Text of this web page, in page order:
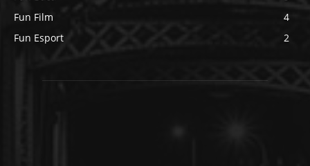
Fun Film
4
Fun Esport
2